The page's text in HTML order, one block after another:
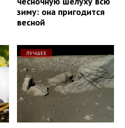
зиму: она пригодится
весной
ЛУЧШЕЕ